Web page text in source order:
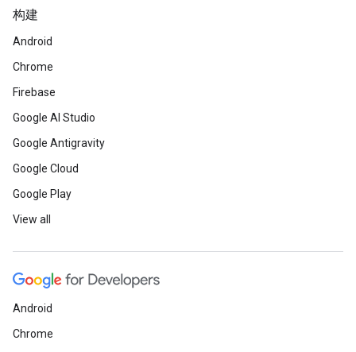
构建
Android
Chrome
Firebase
Google AI Studio
Google Antigravity
Google Cloud
Google Play
View all
Android
Chrome